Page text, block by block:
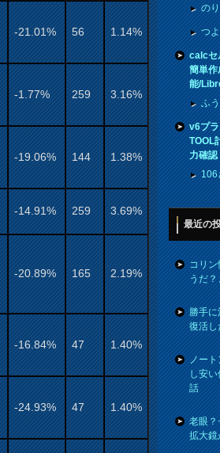
-21.01% 56 1.14%
-1.77% 259 3.16%
-19.06% 144 1.38%
-14.91% 259 3.69%
-20.89% 165 2.19%
-16.84% 47 1.40%
-24.93% 47 1.40%
の
つ
calcセ
簡単作
能/
ふ
v6プ
TOOL
力確認
106
最近の
コリン
うだ？
勝手に
復活し
ノート
し安い
話
老眼？
拡大鏡